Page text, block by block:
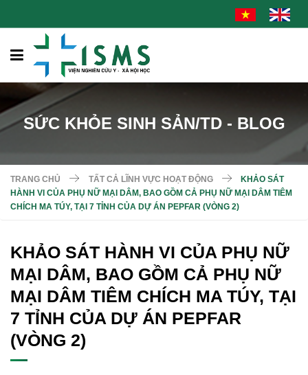
SỨC KHỎE SINH SẢN/TD - BLOG
TRANG CHỦ TẤT CẢ LĨNH VỰC HOẠT ĐỘNG
KHẢO SÁT
HÀNH VI CỦA PHỤ NỮ MẠI DÂM, BAO GỒM CẢ PHỤ NỮ MẠI DÂM TIÊM
CHÍCH MA TÚY, TẠI 7 TỈNH CỦA DỰ ÁN PEPFAR (VÒNG 2)
KHẢO SÁT HÀNH VI CỦA PHỤ NỮ
MẠI DÂM, BAO GỒM CẢ PHỤ NỮ
MẠI DÂM TIÊM CHÍCH MA TÚY, TẠI
7 TỈNH CỦA DỰ ÁN PEPFAR
(VÒNG 2)